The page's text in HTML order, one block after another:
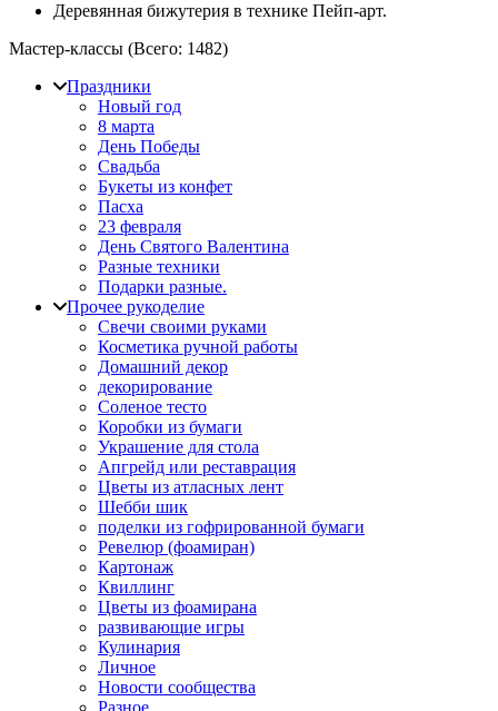
Деревянная бижутерия в технике Пейп-арт.
Мастер-классы (Всего: 1482)
Праздники
Новый год
8 марта
День Победы
Свадьба
Букеты из конфет
Пасха
23 февраля
День Святого Валентина
Разные техники
Подарки разные.
Прочее рукоделие
Свечи своими руками
Косметика ручной работы
Домашний декор
декорирование
Соленое тесто
Коробки из бумаги
Украшение для стола
Апгрейд или реставрация
Цветы из атласных лент
Шебби шик
поделки из гофрированной бумаги
Ревелюр (фоамиран)
Картонаж
Квиллинг
Цветы из фоамирана
развивающие игры
Кулинария
Личное
Новости сообщества
Разное